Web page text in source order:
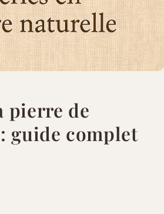
pierre de
guide complet